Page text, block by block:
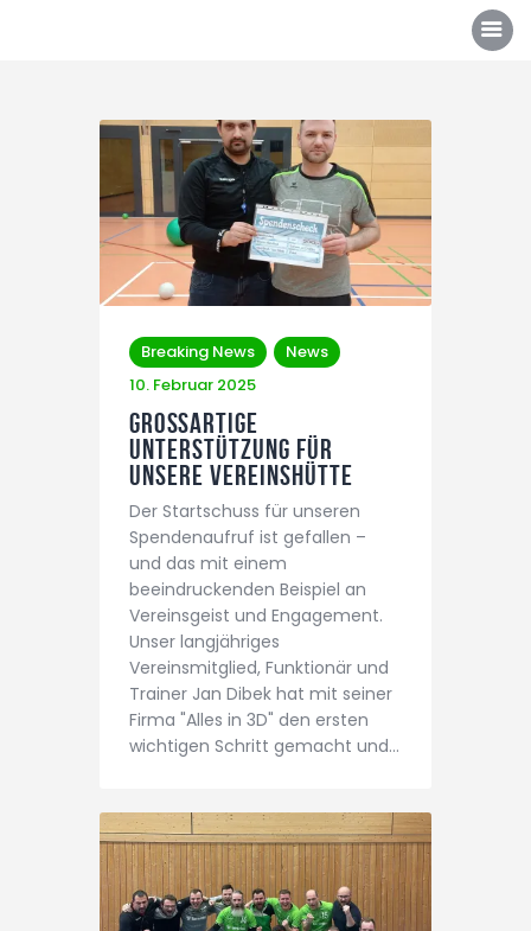
Über uns
Mannschaften
News/Events
Kontakt
Gallerie
Shop
Breaking News
News
10. Februar 2025
Großartige
Unterstützung für
unsere Vereinshütte
Der Startschuss für unseren
Spendenaufruf ist gefallen –
und das mit einem
beeindruckenden Beispiel an
Vereinsgeist und Engagement.
Unser langjähriges
Vereinsmitglied, Funktionär und
Trainer Jan Dibek hat mit seiner
Firma "Alles in 3D" den ersten
wichtigen Schritt gemacht und…